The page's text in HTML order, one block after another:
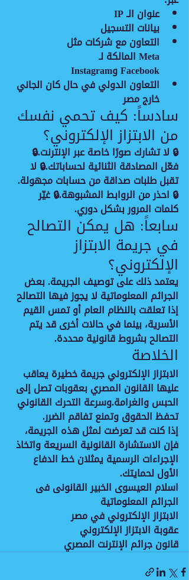
عنوان الـ IP
بيانات التسجيل
التعاون مع شركات مثل
Meta المالكة لـ
Facebook وInstagram
التعاون الدولي في حال كان الجاني
خارج مصر
سادساً: كيف تحمي نفسك
من الابتزاز الإلكتروني؟
🔒 لا تشارك صورًا خاصة عبر الإنترنت.🔒
فعّل المصادقة الثنائية لحساباتك.🔒 لا
تقبل طلبات صداقة من حسابات مجهولة.
🔒 احذر من الروابط المشبوهة.🔒 غيّر
كلمات المرور بشكل دوري.
سابعاً: هل يمكن التصالح
في جريمة الابتزاز
الإلكتروني؟
يعتمد ذلك على توصيف الجريمة. بعض
الجرائم المعلوماتية لا يجوز فيها التصالح
إذا تعلقت بالنظام العام أو تمس القيم
الأسرية، بينما في حالات أخرى قد يتم
التصالح بشروط قانونية محددة.
الخلاصة
الابتزاز الإلكتروني جريمة خطيرة يعاقب
عليها القانون المصري بعقوبات تصل إلى
الحبس والغرامة.وسرعة التحرك القانوني
تحفظ الحقوق وتمنع تفاقم الضرر.
إذا كنت قد تعرضت لمثل هذه الجريمة،
فإن الاستشارة القانونية السريعة واتخاذ
الإجراءات الرسمية يمثلان خط الدفاع
الأول لحمايتك.
اسلام العيسوى الخبير القانونى فى
الجرائم المعلوماتية
الابتزاز الإلكتروني في مصر
عقوبة الابتزاز الإلكتروني
قانون جرائم الإنترنت المصري